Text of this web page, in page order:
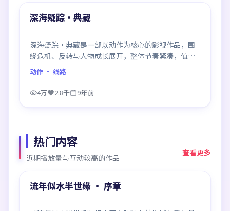
最新
深海疑踪·典藏
深海疑踪·典藏是一部以动作为核心的影视作品，围
绕危机、反转与人物成长展开，整体节奏紧凑，值得
推荐观看。
动作 · 线路
4万 2.8千 9年前
热门内容
近期播放量与互动较高的作品
查看更多
热门
99:21
流年似水半世缘 · 序章